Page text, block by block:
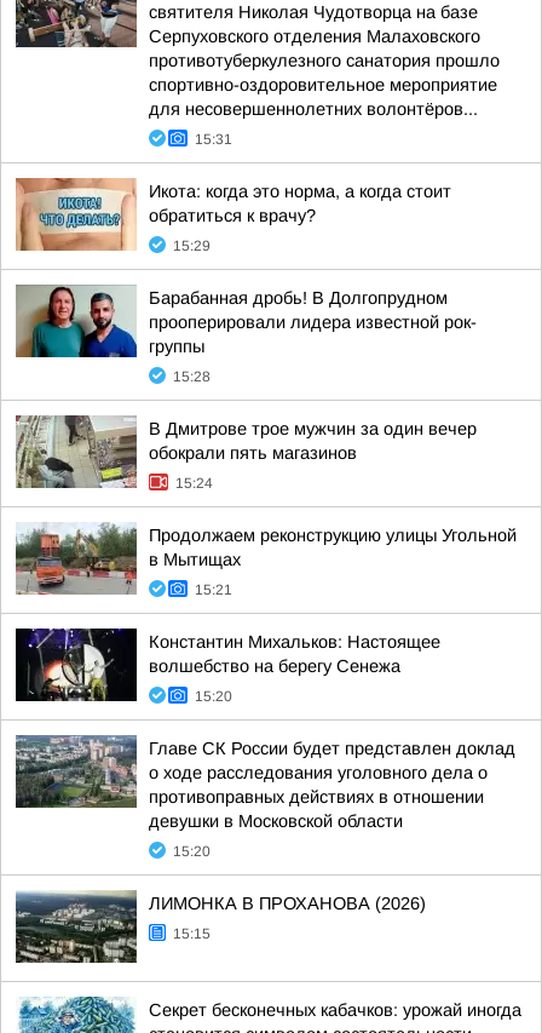
святителя Николая Чудотворца на базе
Серпуховского отделения Малаховского
противотуберкулезного санатория прошло
спортивно-оздоровительное мероприятие
для несовершеннолетних волонтёров...
15:31
Икота: когда это норма, а когда стоит
обратиться к врачу?
15:29
Барабанная дробь! В Долгопрудном
прооперировали лидера известной рок-
группы
15:28
В Дмитрове трое мужчин за один вечер
обокрали пять магазинов
15:24
Продолжаем реконструкцию улицы Угольной
в Мытищах
15:21
Константин Михальков: Настоящее
волшебство на берегу Сенежа
15:20
Главе СК России будет представлен доклад
о ходе расследования уголовного дела о
противоправных действиях в отношении
девушки в Московской области
15:20
ЛИМОНКА В ПРОХАНОВА (2026)
15:15
Секрет бесконечных кабачков: урожай иногда